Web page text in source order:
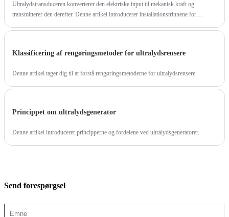
Ultralydstransduceren konverterer den elektriske input til mekanisk kraft og
transmitterer den derefter. Denne artikel introducerer installationstrinnene for
Klassificering af rengøringsmetoder for ultralydsrensere
Denne artikel tager dig til at forstå rengøringsmetoderne for ultralydsrensere
Princippet om ultralydsgenerator
Denne artikel introducerer principperne og fordelene ved ultralydsgeneratorer.
Send forespørgsel